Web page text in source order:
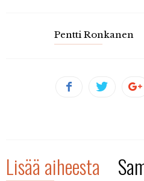
Pentti Ronkanen
Lisää aiheesta